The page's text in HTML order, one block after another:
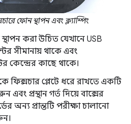
ফোন স্থাপন এবং ক্ল্যাম্পিং
করা উচিত যেখানে USB
সীমানায় থাকে এবং
কেন্দ্রের কাছে থাকে।
ফিক্সচার প্লেটে ধরে রাখতে একটি
প্রস্থান গর্ত দিয়ে বাক্সের
অন্য প্রান্তটি পরীক্ষা চালানো